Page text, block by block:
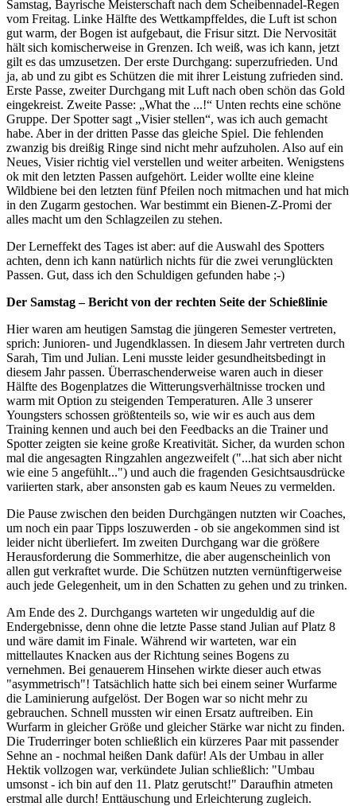
Samstag, Bayrische Meisterschaft nach dem Scheibennadel-Regen
vom Freitag. Linke Hälfte des Wettkampffeldes, die Luft ist schon
gut warm, der Bogen ist aufgebaut, die Frisur sitzt. Die Nervosität
hält sich komischerweise in Grenzen. Ich weiß, was ich kann, jetzt
gilt es das umzusetzen. Der erste Durchgang: superzufrieden. Und
ja, ab und zu gibt es Schützen die mit ihrer Leistung zufrieden sind.
Erste Passe, zweiter Durchgang mit Luft nach oben schön das Gold
eingekreist. Zweite Passe: „What the ...!“ Unten rechts eine schöne
Gruppe. Der Spotter sagt „Visier stellen“, was ich auch gemacht
habe. Aber in der dritten Passe das gleiche Spiel. Die fehlenden
zwanzig bis dreißig Ringe sind nicht mehr aufzuholen. Also auf ein
Neues, Visier richtig viel verstellen und weiter arbeiten. Wenigstens
ok mit den letzten Passen aufgehört. Leider wollte eine kleine
Wildbiene bei den letzten fünf Pfeilen noch mitmachen und hat mich
in den Zugarm gestochen. War bestimmt ein Bienen-Z-Promi der
alles macht um den Schlagzeilen zu stehen.
Der Lerneffekt des Tages ist aber: auf die Auswahl des Spotters
achten, denn ich kann natürlich nichts für die zwei verunglückten
Passen. Gut, dass ich den Schuldigen gefunden habe ;-)
Der Samstag – Bericht von der rechten Seite der Schießlinie
Hier waren am heutigen Samstag die jüngeren Semester vertreten,
sprich: Junioren- und Jugendklassen. In diesem Jahr vertreten durch
Sarah, Tim und Julian. Leni musste leider gesundheitsbedingt in
diesem Jahr passen. Überraschenderweise waren auch in dieser
Hälfte des Bogenplatzes die Witterungsverhältnisse trocken und
warm mit Option zu steigenden Temperaturen. Alle 3 unserer
Youngsters schossen größtenteils so, wie wir es auch aus dem
Training kennen und auch bei den Feedbacks an die Trainer und
Spotter zeigten sie keine große Kreativität. Sicher, da wurden schon
mal die angesagten Ringzahlen angezweifelt ("...hat sich aber nicht
wie eine 5 angefühlt...") und auch die fragenden Gesichtsausdrücke
variierten stark, aber ansonsten gab es kaum Neues zu vermelden.
Die Pause zwischen den beiden Durchgängen nutzten wir Coaches,
um noch ein paar Tipps loszuwerden - ob sie angekommen sind ist
leider nicht überliefert. Im zweiten Durchgang war die größere
Herausforderung die Sommerhitze, die aber augenscheinlich von
allen gut verkraftet wurde. Die Schützen nutzten vernünftigerweise
auch jede Gelegenheit, um in den Schatten zu gehen und zu trinken.
Am Ende des 2. Durchgangs warteten wir ungeduldig auf die
Endergebnisse, denn ohne die letzte Passe stand Julian auf Platz 8
und wäre damit im Finale. Während wir warteten, war ein
mittellautes Knacken aus der Richtung seines Bogens zu
vernehmen. Bei genauerem Hinsehen wirkte dieser auch etwas
"asymmetrisch"! Tatsächlich hatte sich bei einem seiner Wurfarme
die Laminierung aufgelöst. Der Bogen war so nicht mehr zu
gebrauchen. Schnell mussten wir einen Ersatz auftreiben. Ein
Wurfarm in gleicher Größe und gleicher Stärke war nicht zu finden.
Die Truderringer boten schließlich ein kürzeres Paar mit passender
Sehne an - nochmal heißen Dank dafür! Als der Umbau in aller
Hektik vollzogen war, verkündete Julian schließlich: "Umbau
umsonst - ich bin auf den 11. Platz gerutscht!" Daraufhin atmeten
erstmal alle durch! Enttäuschung und Erleichterung zugleich.